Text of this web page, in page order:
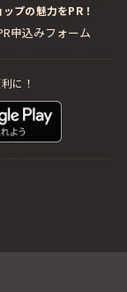
プの魅力をPR！
申込みフォーム
に！